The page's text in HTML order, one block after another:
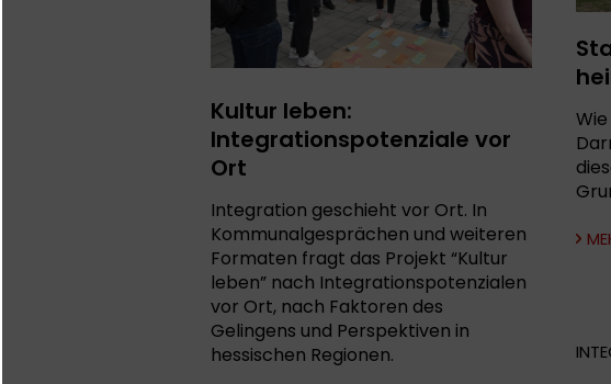
Kultur leben:
Integrationspotenziale vor
Ort
Integration geschieht vor Ort. In
Kommunalgesprächen und weiteren
Formaten fragt das Projekt “Kultur
leben” nach Integrationspotenzialen
vor Ort, nach Faktoren des
Gelingens und Perspektiven in
hessischen Regionen.